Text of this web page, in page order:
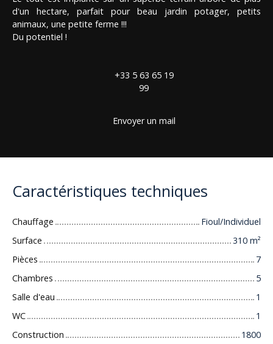
d'un hectare, parfait pour beau jardin potager, petits
animaux, une petite ferme !!!
Du potentiel !
+33 5 63 65 19
99
Envoyer un mail
Caractéristiques techniques
Chauffage
Fioul/Individuel
Surface
310 m²
Pièces
7
Chambres
5
Salle d'eau
1
WC
1
Construction
1800